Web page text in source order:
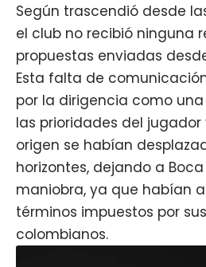
Según trascendió desde
el club no recibió ninguna
propuestas enviadas
Esta falta de
por la dirigencia como
las prioridades del jugador
origen se habían
horizontes, dejando a
maniobra, ya que habían
términos impuestos por
colombianos.